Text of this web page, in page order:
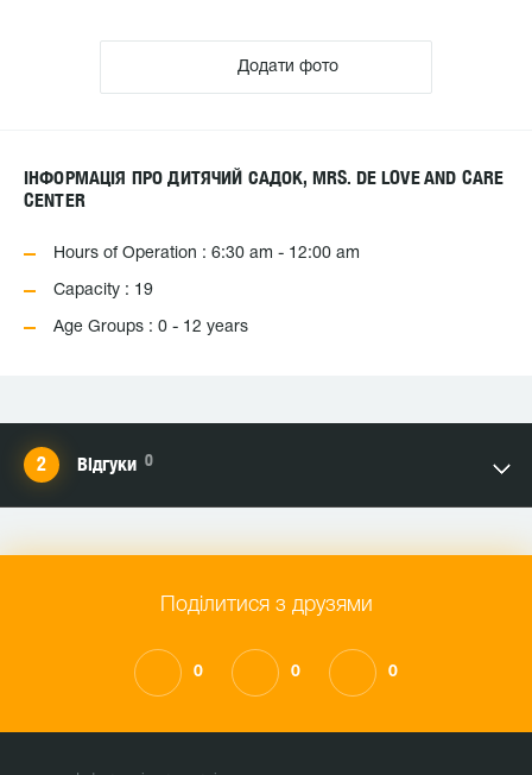
Додати фото
ІНФОРМАЦІЯ ПРО ДИТЯЧИЙ САДОК, MRS. DE LOVE AND CARE
CENTER
Hours of Operation : 6:30 am - 12:00 am
Capacity : 19
Age Groups : 0 - 12 years
Відгуки 0
Поділитися з друзями
0 0 0